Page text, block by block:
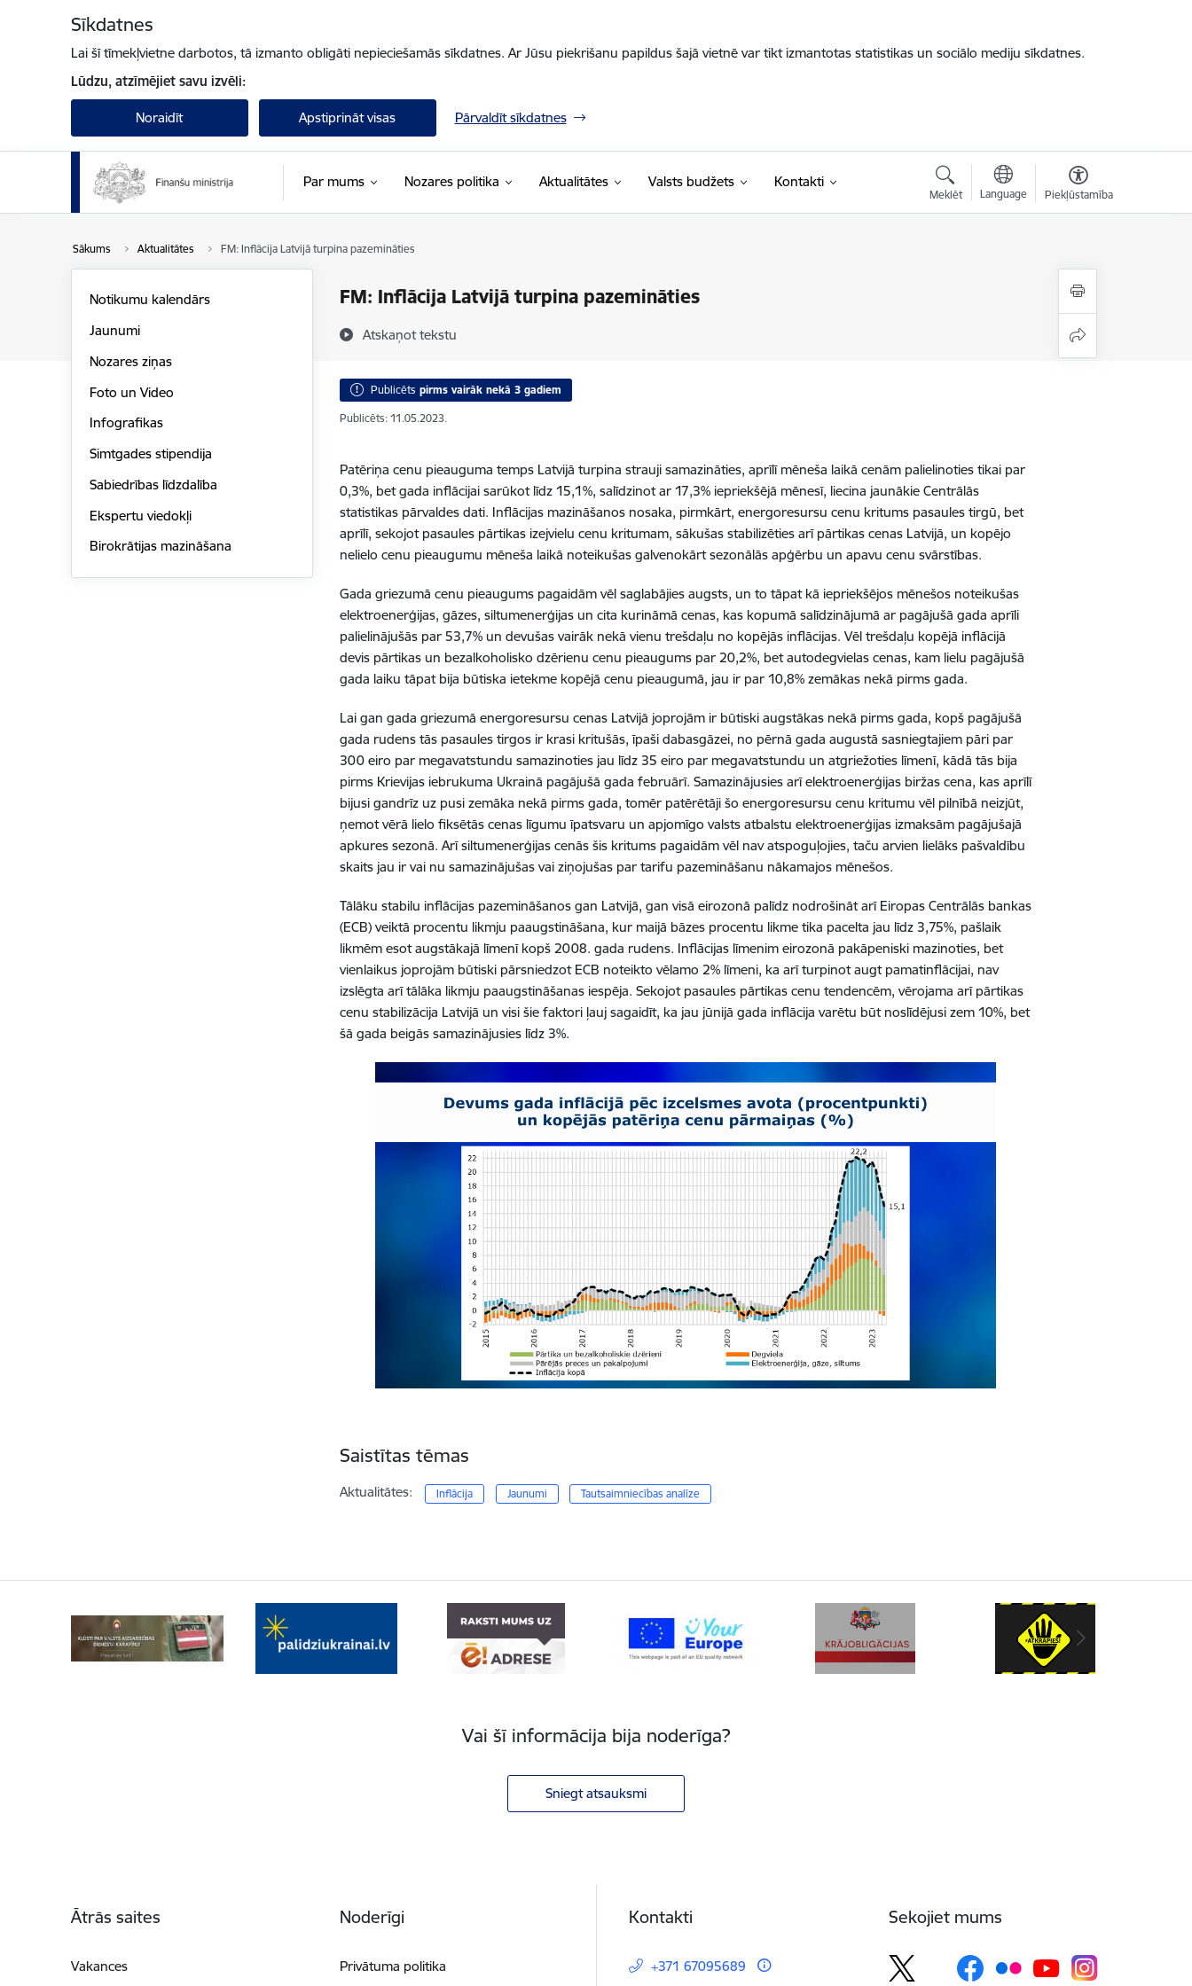
Sīkdatnes
Lai šī tīmekļvietne darbotos, tā izmanto obligāti nepieciešamās sīkdatnes. Ar Jūsu piekrišanu papildus šajā vietnē var tikt izmantotas statistikas un sociālo mediju sīkdatnes.
Lūdzu, atzīmējiet savu izvēli:
Noraidīt Apstiprināt visas Pārvaldīt sīkdatnes
Par mums Nozares politika Aktualitātes Valsts budžets Kontakti
Meklēt Language Piekļūstamība
Sākums Aktualitātes FM: Inflācija Latvijā turpina pazemināties
FM: Inflācija Latvijā turpina pazemināties
Atskaņot tekstu
Notikumu kalendārs
Jaunumi
Nozares ziņas
Foto un Video
Infografikas
Simtgades stipendija
Sabiedrības līdzdalība
Ekspertu viedokļi
Birokrātijas mazināšana
Publicēts pirms vairāk nekā 3 gadiem
Publicēts: 11.05.2023.
Patēriņa cenu pieauguma temps Latvijā turpina strauji samazināties, aprīlī mēneša laikā cenām palielinoties tikai par
0,3%, bet gada inflācijai sarūkot līdz 15,1%, salīdzinot ar 17,3% iepriekšējā mēnesī, liecina jaunākie Centrālās
statistikas pārvaldes dati. Inflācijas mazināšanos nosaka, pirmkārt, energoresursu cenu kritums pasaules tirgū, bet
aprīlī, sekojot pasaules pārtikas izejvielu cenu kritumam, sākušas stabilizēties arī pārtikas cenas Latvijā, un kopējo
nelielo cenu pieaugumu mēneša laikā noteikušas galvenokārt sezonālās apģērbu un apavu cenu svārstības.
Gada griezumā cenu pieaugums pagaidām vēl saglabājies augsts, un to tāpat kā iepriekšējos mēnešos noteikušas
elektroenerģijas, gāzes, siltumenerģijas un cita kurināmā cenas, kas kopumā salīdzinājumā ar pagājušā gada aprīli
palielinājušās par 53,7% un devušas vairāk nekā vienu trešdaļu no kopējās inflācijas. Vēl trešdaļu kopējā inflācijā
devis pārtikas un bezalkoholisko dzērienu cenu pieaugums par 20,2%, bet autodegvielas cenas, kam lielu pagājušā
gada laiku tāpat bija būtiska ietekme kopējā cenu pieaugumā, jau ir par 10,8% zemākas nekā pirms gada.
Lai gan gada griezumā energoresursu cenas Latvijā joprojām ir būtiski augstākas nekā pirms gada, kopš pagājušā
gada rudens tās pasaules tirgos ir krasi kritušās, īpaši dabasgāzei, no pērnā gada augustā sasniegtajiem pāri par
300 eiro par megavatstundu samazinoties jau līdz 35 eiro par megavatstundu un atgriežoties līmenī, kādā tās bija
pirms Krievijas iebrukuma Ukrainā pagājušā gada februārī. Samazinājusies arī elektroenerģijas biržas cena, kas aprīlī
bijusi gandrīz uz pusi zemāka nekā pirms gada, tomēr patērētāji šo energoresursu cenu kritumu vēl pilnībā neizjūt,
ņemot vērā lielo fiksētās cenas līgumu īpatsvaru un apjomīgo valsts atbalstu elektroenerģijas izmaksām pagājušajā
apkures sezonā. Arī siltumenerģijas cenās šis kritums pagaidām vēl nav atspoguļojies, taču arvien lielāks pašvaldību
skaits jau ir vai nu samazinājušas vai ziņojušas par tarifu pazemināšanu nākamajos mēnešos.
Tālāku stabilu inflācijas pazemināšanos gan Latvijā, gan visā eirozonā palīdz nodrošināt arī Eiropas Centrālās bankas
(ECB) veiktā procentu likmju paaugstināšana, kur maijā bāzes procentu likme tika pacelta jau līdz 3,75%, pašlaik
likmēm esot augstākajā līmenī kopš 2008. gada rudens. Inflācijas līmenim eirozonā pakāpeniski mazinoties, bet
vienlaikus joprojām būtiski pārsniedzot ECB noteikto vēlamo 2% līmeni, ka arī turpinot augt pamatinflācijai, nav
izslēgta arī tālāka likmju paaugstināšanas iespēja. Sekojot pasaules pārtikas cenu tendencēm, vērojama arī pārtikas
cenu stabilizācija Latvijā un visi šie faktori ļauj sagaidīt, ka jau jūnijā gada inflācija varētu būt noslīdējusi zem 10%, bet
šā gada beigās samazinājusies līdz 3%.
Saistītas tēmas
Aktualitātes: Inflācija Jaunumi Tautsaimniecības analīze
Vai šī informācija bija noderīga?
Sniegt atsauksmi
Ātrās saites
Vakances
Noderīgi
Privātuma politika
Kontakti
+371 67095689
Sekojiet mums